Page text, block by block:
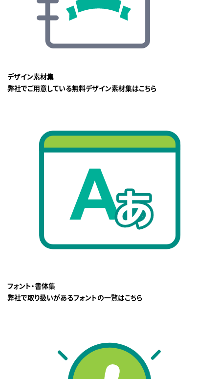
デザイン素材集
弊社でご用意している無料デザイン素材集はこちら
フォント・書体集
弊社で取り扱いがあるフォントの一覧はこちら